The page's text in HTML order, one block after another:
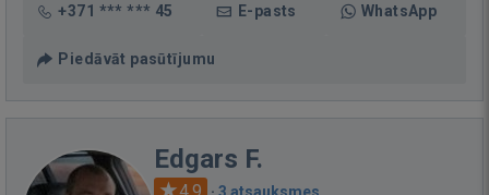
+371 *** *** 45 E-pasts WhatsApp
Piedāvāt pasūtījumu
Edgars F.
4.9 · 3 atsauksmes